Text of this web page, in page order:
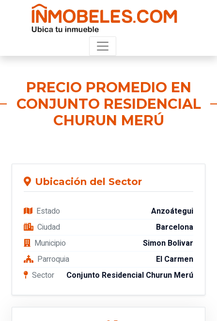
PRECIO PROMEDIO EN
CONJUNTO RESIDENCIAL
CHURUN MERÚ
Ubicación del Sector
Estado
Anzoátegui
Ciudad
Barcelona
Municipio
Simon Bolivar
Parroquia
El Carmen
Sector
Conjunto Residencial Churun Merú